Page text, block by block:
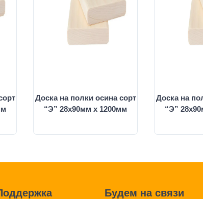
Доска на полки осина сорт
“Э” 28х90мм х 1200мм
Доска на
“Э”
Будем на связи